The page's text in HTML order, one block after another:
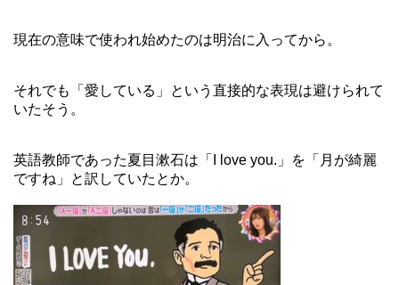
現在の意味で使われ始めたのは明治に入ってから。
それでも「愛している」という直接的な表現は避けられて
いたそう。
英語教師であった夏目漱石は「I love you.」を「月が綺麗
ですね」と訳していたとか。